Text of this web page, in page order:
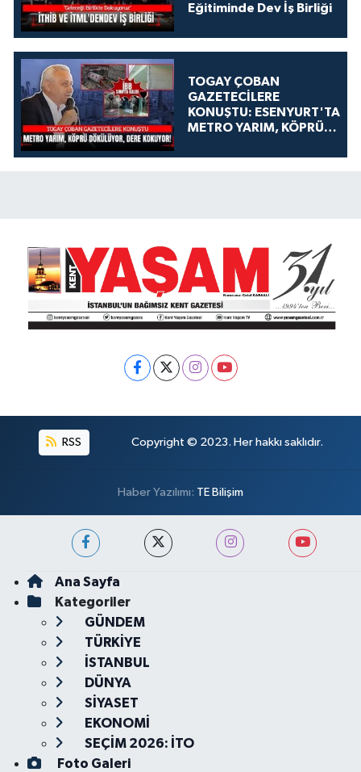
Eğitiminde Dev İş Birliği
TOGAY ÇOBAN
GAZETECİLERE
KONUŞTU: ESENYURT'TA
METRO YARIM, KÖPRÜ
KOKUYOR!
RSS Copyright © 2023. Her hakkı saklıdır.
Haber Yazılımı: TE Bilişim
Ana Sayfa
Kategoriler
GÜNDEM
TÜRKİYE
İSTANBUL
DÜNYA
SİYASET
EKONOMİ
SEÇİM 2026: İTO
Foto Galeri